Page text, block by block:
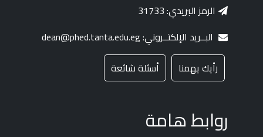
الرمز البريدي: 31733
البــريد الإلكتــروني: dean@phed.tanta.edu.eg
رأيك يهمنا
أسئلة شائعة
روابط هامة